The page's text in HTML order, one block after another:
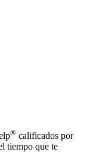
® calificados por
tiempo que te